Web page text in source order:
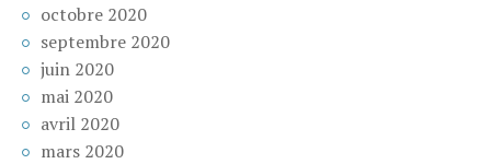
octobre 2020
septembre 2020
juin 2020
mai 2020
avril 2020
mars 2020